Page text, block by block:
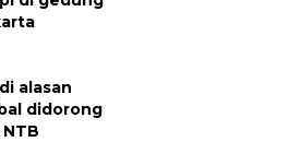
alasan
didorong